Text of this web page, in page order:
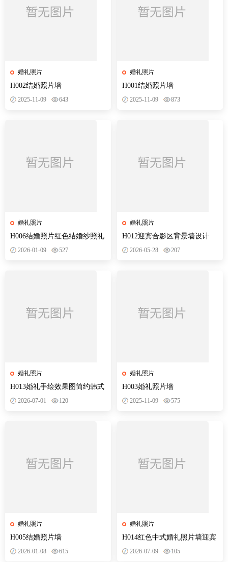
婚礼照片
H002结婚照片墙
2025-11-09 643
婚礼照片
H006结婚照片红色结婚纱照礼
照片墙迎宾合影区背景墙设计
2026-01-09 527
婚礼照片
H013婚礼手绘效果图简约韩式
照片墙设计素材psd分层
2026-07-01 120
婚礼照片
H005结婚照片墙
2026-01-08 615
婚礼照片
H001结婚照片墙
2025-11-09 873
婚礼照片
H012迎宾合影区背景墙设计
PSD模版素材结婚照片红色纱
2026-05-28 207
婚礼照片
H003婚礼照片墙
2025-11-09 575
婚礼照片
H014红色中式婚礼照片墙迎宾
签到区合影区背景墙设计PSD
2026-07-09 105